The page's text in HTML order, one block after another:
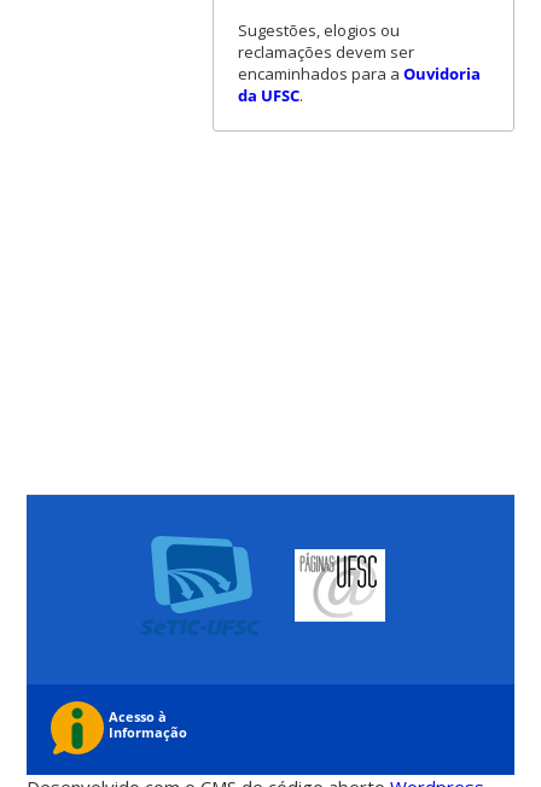
Sugestões, elogios ou
reclamações devem ser
encaminhados para a Ouvidoria
da UFSC.